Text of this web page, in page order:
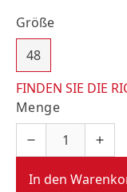
Größe
48
FINDEN SIE DIE
Menge
In den